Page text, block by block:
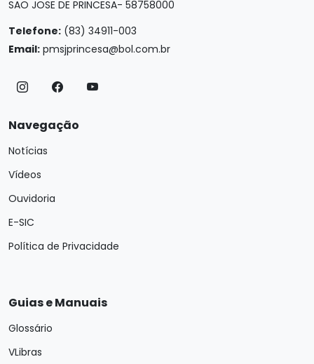
SAO JOSE DE PRINCESA- 58758000
Telefone: (83) 34911-003
Email: pmsjprincesa@bol.com.br
Navegação
Notícias
Vídeos
Ouvidoria
E-SIC
Política de Privacidade
Guias e Manuais
Glossário
VLibras